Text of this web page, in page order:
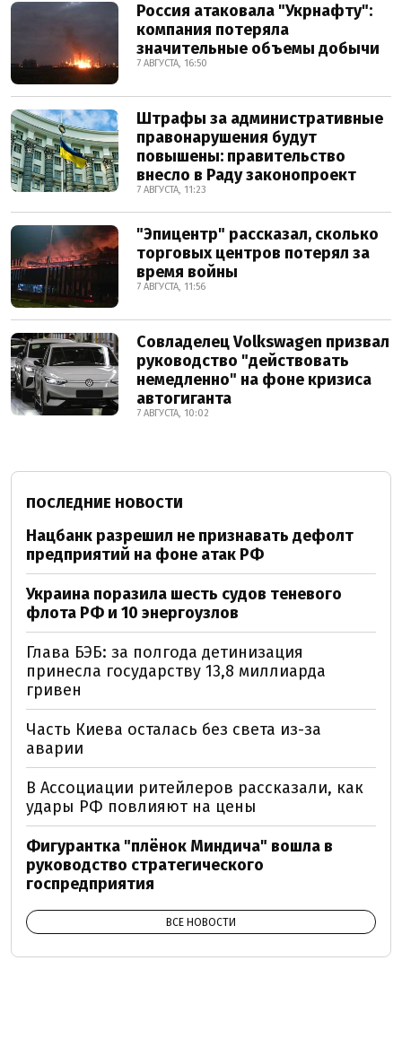
Россия атаковала "Укрнафту":
компания потеряла
значительные объемы добычи
7 АВГУСТА, 16:50
Штрафы за административные
правонарушения будут
повышены: правительство
внесло в Раду законопроект
7 АВГУСТА, 11:23
"Эпицентр" рассказал, сколько
торговых центров потерял за
время войны
7 АВГУСТА, 11:56
Совладелец Volkswagen призвал
руководство "действовать
немедленно" на фоне кризиса
автогиганта
7 АВГУСТА, 10:02
ПОСЛЕДНИЕ НОВОСТИ
Нацбанк разрешил не признавать дефолт
предприятий на фоне атак РФ
Украина поразила шесть судов теневого
флота РФ и 10 энергоузлов
Глава БЭБ: за полгода детинизация
принесла государству 13,8 миллиарда
гривен
Часть Киева осталась без света из-за
аварии
В Ассоциации ритейлеров рассказали, как
удары РФ повлияют на цены
Фигурантка "плёнок Миндича" вошла в
руководство стратегического
госпредприятия
ВСЕ НОВОСТИ